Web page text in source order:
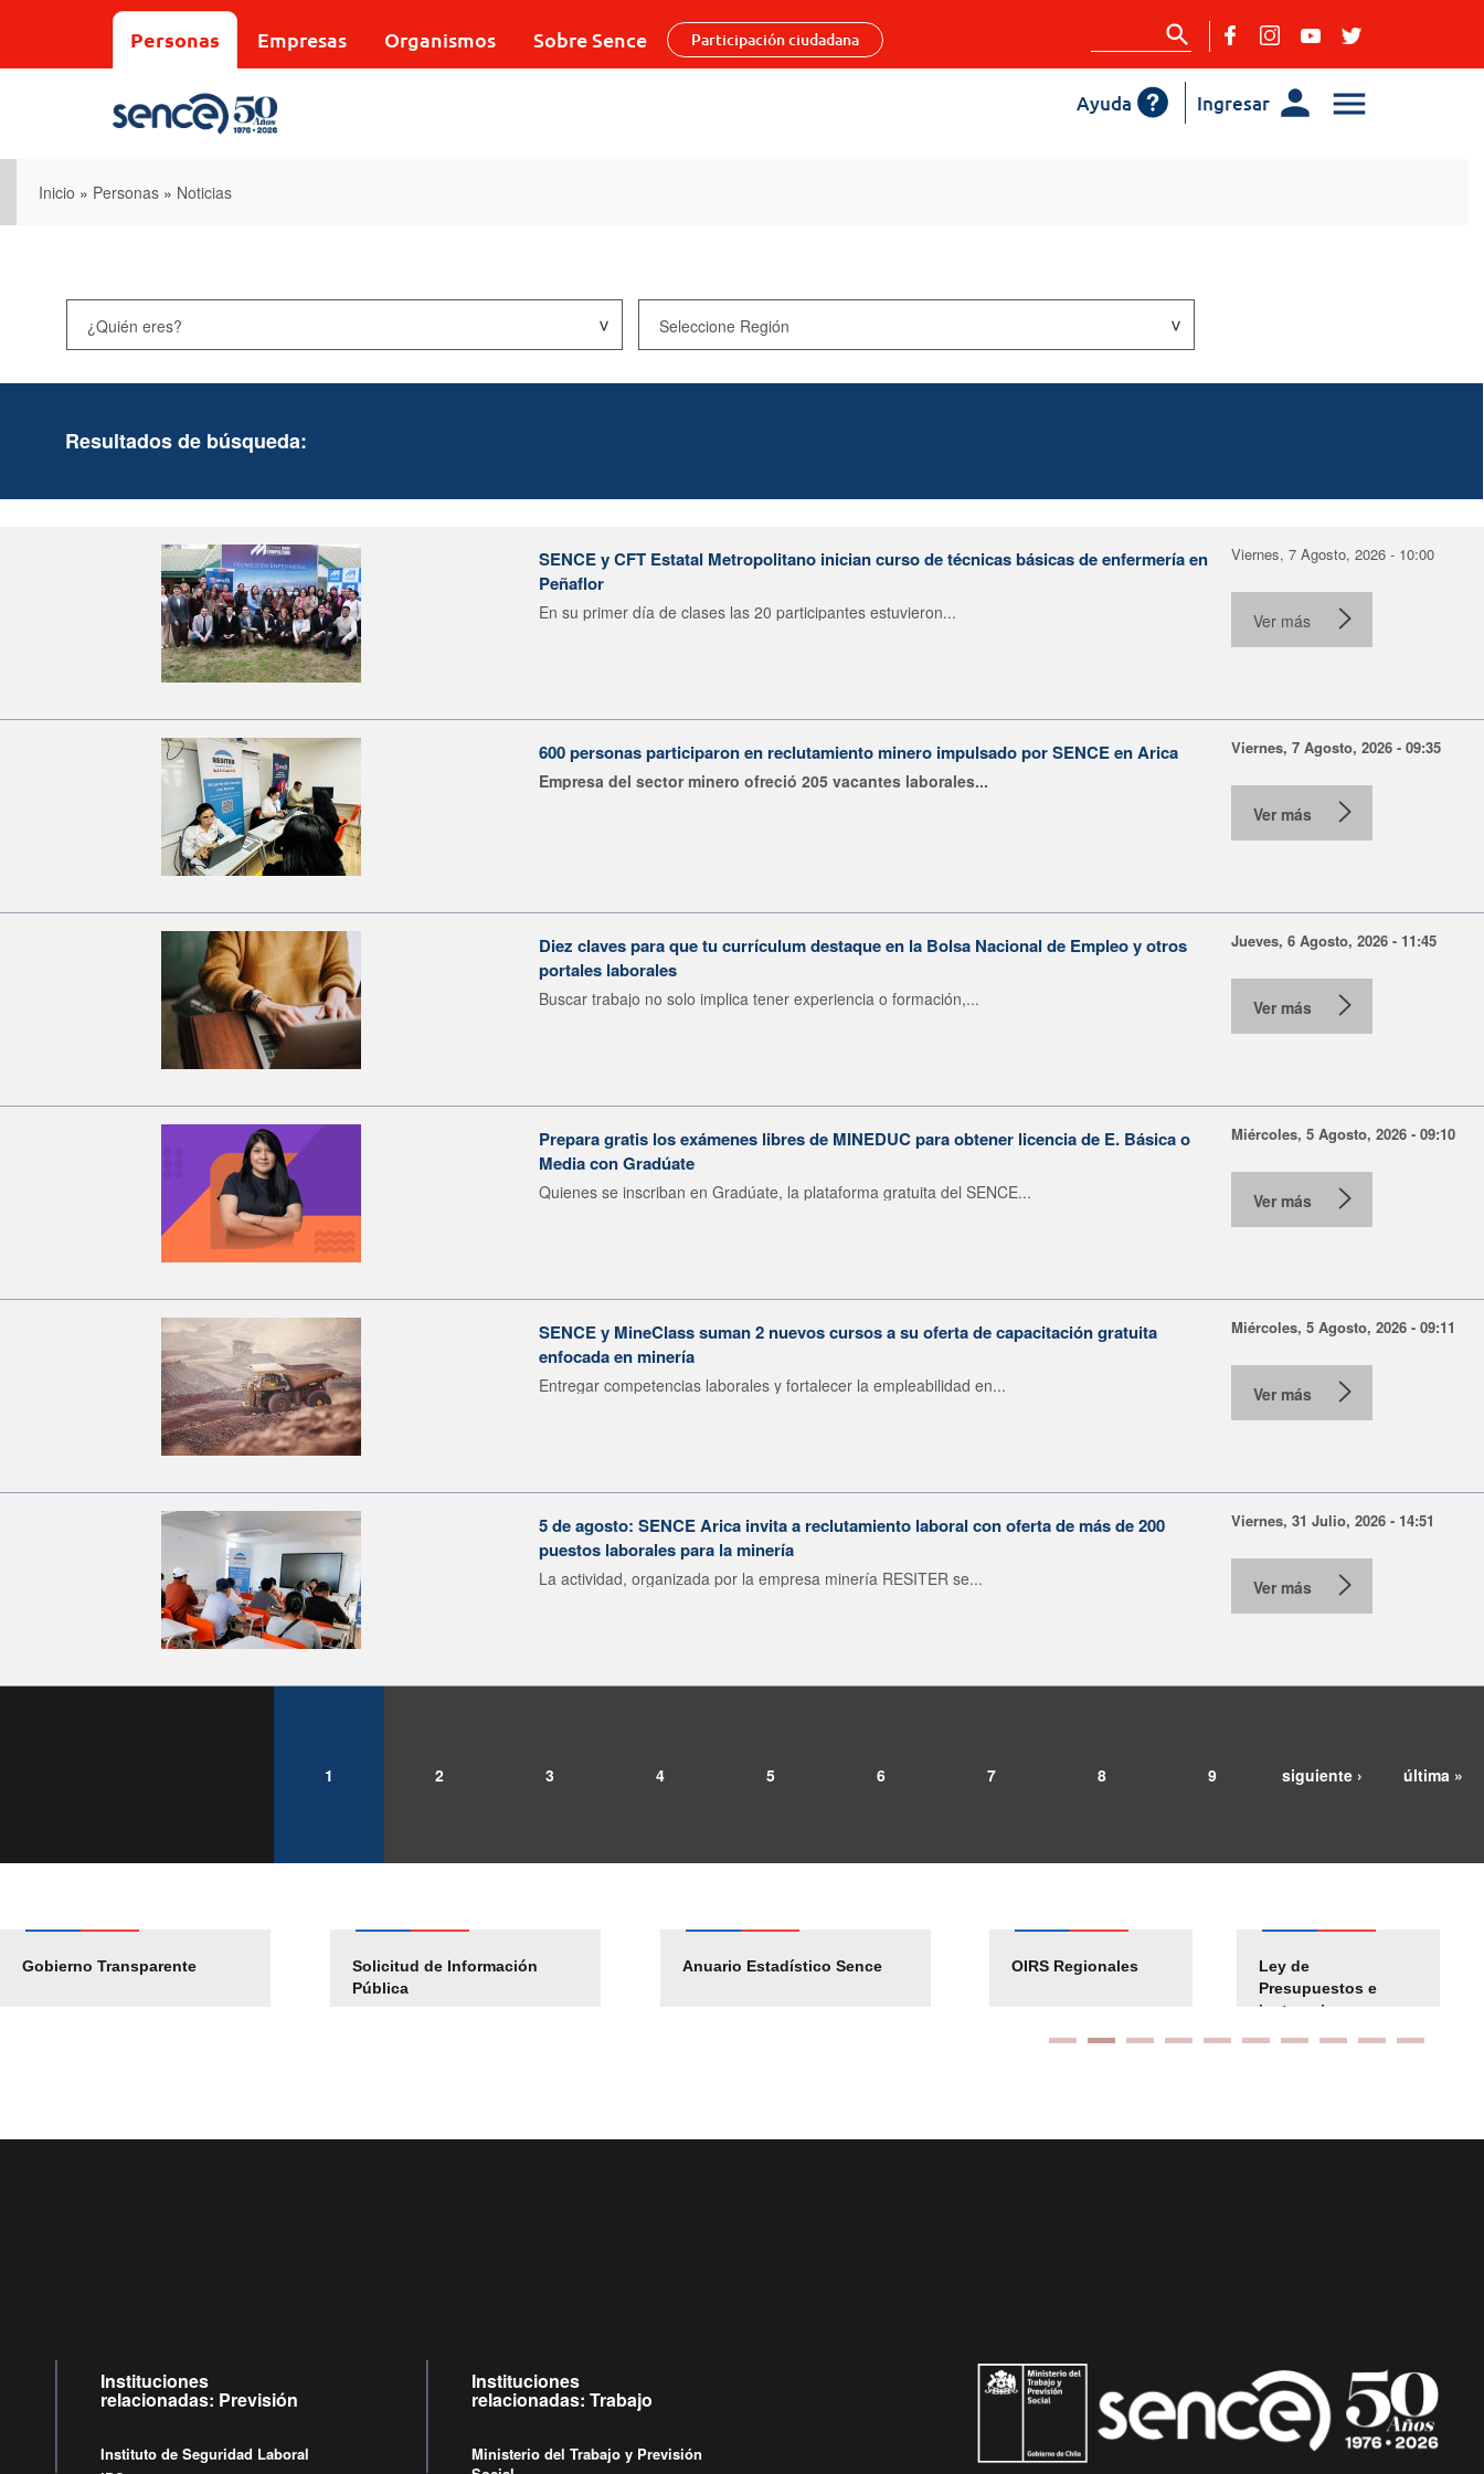
Personas Empresas Organismos Sobre Sence Participación ciudadana
Ingresar
Ayuda
Inicio » Personas » Noticias
Resultados de búsqueda:
SENCE y CFT Estatal Metropolitano inician curso de técnicas básicas de enfermería en
Peñaflor
En su primer día de clases las 20 participantes estuvieron...
Viernes, 7 Agosto, 2026 - 10:00
Ver más
600 personas participaron en reclutamiento minero impulsado por SENCE en Arica
Empresa del sector minero ofreció 205 vacantes laborales...
Viernes, 7 Agosto, 2026 - 09:35
Ver más
Diez claves para que tu currículum destaque en la Bolsa Nacional de Empleo y otros
portales laborales
Buscar trabajo no solo implica tener experiencia o formación,...
Jueves, 6 Agosto, 2026 - 11:45
Ver más
Prepara gratis los exámenes libres de MINEDUC para obtener licencia de E. Básica o
Media con Gradúate
Quienes se inscriban en Gradúate, la plataforma gratuita del SENCE...
Miércoles, 5 Agosto, 2026 - 09:10
Ver más
SENCE y MineClass suman 2 nuevos cursos a su oferta de capacitación gratuita
enfocada en minería
Entregar competencias laborales y fortalecer la empleabilidad en...
Miércoles, 5 Agosto, 2026 - 09:11
Ver más
5 de agosto: SENCE Arica invita a reclutamiento laboral con oferta de más de 200
puestos laborales para la minería
La actividad, organizada por la empresa minería RESITER se...
Viernes, 31 Julio, 2026 - 14:51
Ver más
1 2 3 4 5 6 7 8 9 siguiente › última »
Gobierno Transparente
Solicitud de Información
Pública
Anuario Estadístico Sence
Pago Proveedores
Empleos Públicos
Solicitud Audiencias
OIRS Regionales
Ley de
Presupuestos e
instrucciones
Instituciones
relacionadas: Previsión
Instituto de Seguridad Laboral
Instituciones
relacionadas: Trabajo
Ministerio del Trabajo y Previsión